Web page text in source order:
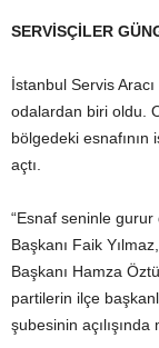
SERVİSÇİLER
İstanbul Servis
odalardan biri oldu.
bölgedeki
açtı.
“Esnaf seninle gurur
Başkanı Faik
Başkanı Hamza
partilerin ilçe
şubesinin